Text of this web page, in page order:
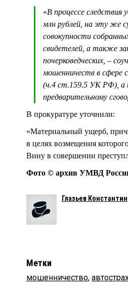
«В процессе следствия
млн рублей, на эту же
совокупности
свидетелей, а также
почерковедческих, –
мошенничеств в сфере
(ч.4 ст.159.5 УК РФ), а
предварительному
В прокуратуре уточнили:
«Материальный ущерб,
в целях возмещения
Вину в совершении
Фото © архив УМВД
Глазьев Константин
Метки
мошенничество,